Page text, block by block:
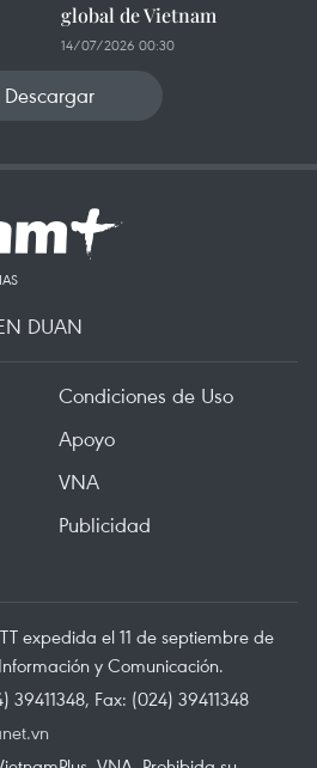
global de Vietnam
14/07/2026 00:30
Descargar
DUAN
Condiciones de Uso
Apoyo
VNA
Publicidad
expedida el 11 de septiembre de
y Comunicación.
39411348, Fax: (024) 39411348